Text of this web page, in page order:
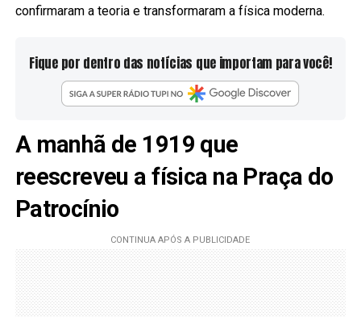
confirmaram a teoria e transformaram a física moderna.
Fique por dentro das notícias que importam para você!
A manhã de 1919 que
reescreveu a física na Praça do
Patrocínio